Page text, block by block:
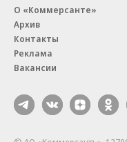
О «Коммерсанте»
Архив
Контакты
Реклама
Вакансии